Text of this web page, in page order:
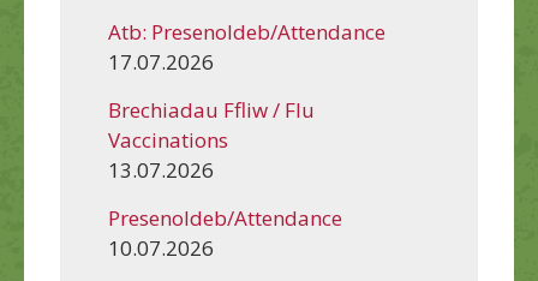
Atb: Presenoldeb/Attendance
17.07.2026
Brechiadau Ffliw / Flu
Vaccinations
13.07.2026
Presenoldeb/Attendance
10.07.2026